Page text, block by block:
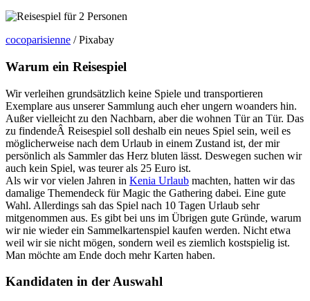
cocoparisienne / Pixabay
Warum ein Reisespiel
Wir verleihen grundsätzlich keine Spiele und transportieren
Exemplare aus unserer Sammlung auch eher ungern woanders hin.
Außer vielleicht zu den Nachbarn, aber die wohnen Tür an Tür. Das
zu findendeÂ Reisespiel soll deshalb ein neues Spiel sein, weil es
möglicherweise nach dem Urlaub in einem Zustand ist, der mir
persönlich als Sammler das Herz bluten lässt. Deswegen suchen wir
auch kein Spiel, was teurer als 25 Euro ist.
Als wir vor vielen Jahren in Kenia Urlaub machten, hatten wir das
damalige Themendeck für Magic the Gathering dabei. Eine gute
Wahl. Allerdings sah das Spiel nach 10 Tagen Urlaub sehr
mitgenommen aus. Es gibt bei uns im Übrigen gute Gründe, warum
wir nie wieder ein Sammelkartenspiel kaufen werden. Nicht etwa
weil wir sie nicht mögen, sondern weil es ziemlich kostspielig ist.
Man möchte am Ende doch mehr Karten haben.
Kandidaten in der Auswahl